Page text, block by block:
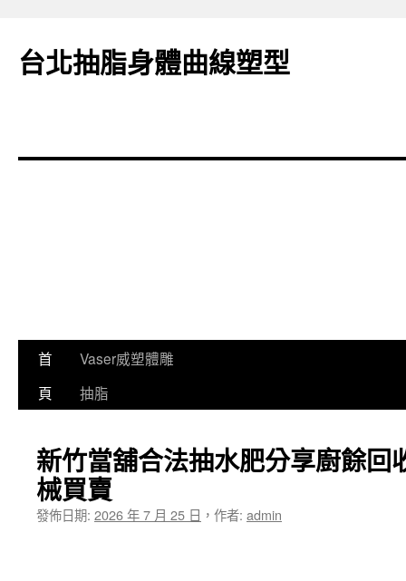
台北抽脂身體曲線塑型
跳
要
內
首
頁
Vaser威塑體雕
抽脂
新竹當舖合法抽水肥分享廚餘回
械買賣
發佈日期: 2026 年 7 月 25 日 ， 作者: admin